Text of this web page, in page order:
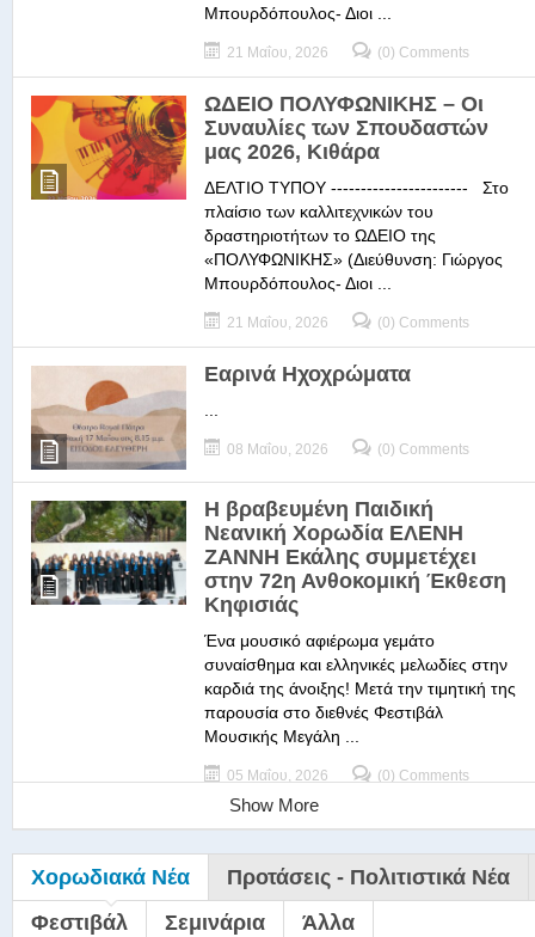
Μπουρδόπουλος- Διοι ...
21 Μαΐου, 2026 (0) Comments
ΩΔΕΙΟ ΠΟΛΥΦΩΝΙΚΗΣ – Οι
Συναυλίες των Σπουδαστών
μας 2026, Κιθάρα
ΔΕΛΤΙΟ ΤΥΠΟΥ ----------------------- Στο
πλαίσιο των καλλιτεχνικών του
δραστηριοτήτων το ΩΔΕΙΟ της
«ΠΟΛΥΦΩΝΙΚΗΣ» (Διεύθυνση: Γιώργος
Μπουρδόπουλος- Διοι ...
21 Μαΐου, 2026 (0) Comments
Εαρινά Ηχοχρώματα
08 Μαΐου, 2026 (0) Comments
Η βραβευμένη Παιδική
Νεανική Χορωδία ΕΛΕΝΗ
ΖΑΝΝΗ Εκάλης συμμετέχει
στην 72η Ανθοκομική Έκθεση
Κηφισιάς
Ένα μουσικό αφιέρωμα γεμάτο
συναίσθημα και ελληνικές μελωδίες στην
καρδιά της άνοιξης! Μετά την τιμητική της
παρουσία στο διεθνές Φεστιβάλ
Μουσικής Μεγάλη ...
05 Μαΐου, 2026 (0) Comments
Show More
Χορωδιακά Νέα
Προτάσεις - Πολιτιστικά Νέα
Φεστιβάλ
Σεμινάρια Άλλα